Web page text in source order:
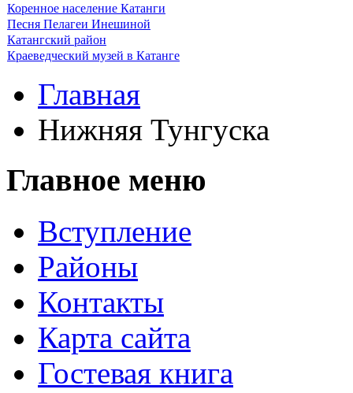
Коренное население Катанги
Песня Пелагеи Инешиной
Катангский район
Краеведческий музей в Катанге
Главная
Нижняя Тунгуска
Главное меню
Вступление
Районы
Контакты
Карта сайта
Гостевая книга